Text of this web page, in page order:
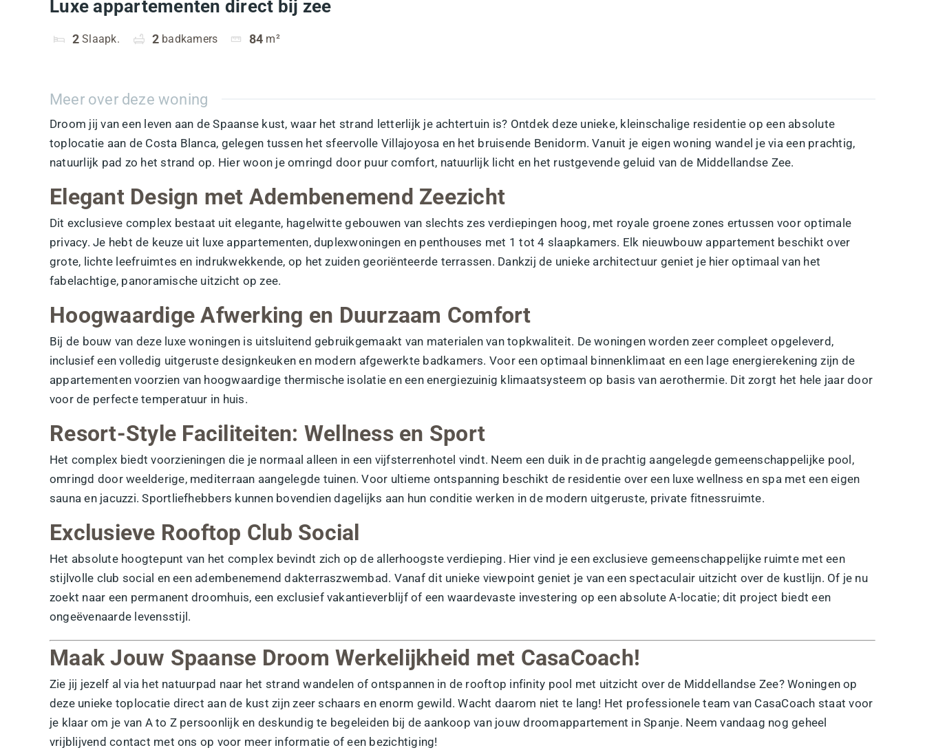
Luxe appartementen direct bij zee
2 Slaapk. 2 badkamers 84 m²
Meer over deze woning
Droom jij van een leven aan de Spaanse kust, waar het strand letterlijk je achtertuin is? Ontdek deze unieke, kleinschalige residentie op een absolute
toplocatie aan de Costa Blanca, gelegen tussen het sfeervolle Villajoyosa en het bruisende Benidorm. Vanuit je eigen woning wandel je via een prachtig,
natuurlijk pad zo het strand op. Hier woon je omringd door puur comfort, natuurlijk licht en het rustgevende geluid van de Middellandse Zee.
Elegant Design met Adembenemend Zeezicht
Dit exclusieve complex bestaat uit elegante, hagelwitte gebouwen van slechts zes verdiepingen hoog, met royale groene zones ertussen voor optimale
privacy. Je hebt de keuze uit luxe appartementen, duplexwoningen en penthouses met 1 tot 4 slaapkamers. Elk nieuwbouw appartement beschikt over
grote, lichte leefruimtes en indrukwekkende, op het zuiden georiënteerde terrassen. Dankzij de unieke architectuur geniet je hier optimaal van het
fabelachtige, panoramische uitzicht op zee.
Hoogwaardige Afwerking en Duurzaam Comfort
Bij de bouw van deze luxe woningen is uitsluitend gebruikgemaakt van materialen van topkwaliteit. De woningen worden zeer compleet opgeleverd,
inclusief een volledig uitgeruste designkeuken en modern afgewerkte badkamers. Voor een optimaal binnenklimaat en een lage energierekening zijn de
appartementen voorzien van hoogwaardige thermische isolatie en een energiezuinig klimaatsysteem op basis van aerothermie. Dit zorgt het hele jaar door
voor de perfecte temperatuur in huis.
Resort-Style Faciliteiten: Wellness en Sport
Het complex biedt voorzieningen die je normaal alleen in een vijfsterrenhotel vindt. Neem een duik in de prachtig aangelegde gemeenschappelijke pool,
omringd door weelderige, mediterraan aangelegde tuinen. Voor ultieme ontspanning beschikt de residentie over een luxewellness en spa met een eigen
sauna en jacuzzi. Sportliefhebbers kunnen bovendien dagelijks aan hun conditie werken in de modern uitgeruste, private fitnessruimte.
Exclusieve Rooftop Club Social
Het absolute hoogtepunt van het complex bevindt zich op de allerhoogste verdieping. Hier vind je een exclusieve gemeenschappelijke ruimte met een
stijlvolle club social en een adembenemend dakterraszwembad. Vanaf dit unieke viewpoint geniet je van een spectaculair uitzicht over de kustlijn. Of je nu
zoekt naar een permanent droomhuis, een exclusief vakantieverblijf of een waardevaste investering op een absolute A-locatie; dit project biedt een
ongeëvenaarde levensstijl.
Maak Jouw Spaanse Droom Werkelijkheid met CasaCoach!
Zie jij jezelf al via het natuurpad naar het strand wandelen of ontspannen in de rooftop infinity pool met uitzicht over de Middellandse Zee? Woningen op
deze unieke toplocatie direct aan de kust zijn zeer schaars en enorm gewild. Wacht daarom niet te lang! Het professionele team van CasaCoach staat voor
je klaar om je van A to Z persoonlijk en deskundig te begeleiden bij de aankoop van jouw droomappartement in Spanje. Neem vandaag nog geheel
vrijblijvend contact met ons op voor meer informatie of een bezichtiging!